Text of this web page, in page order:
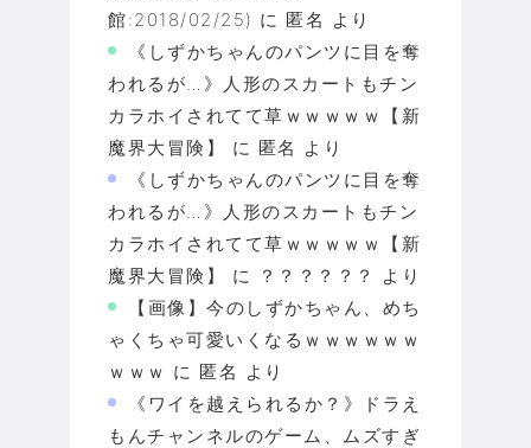
館:2018/02/25) に 匿名 より
《しずかちゃんのパンツに目を奪
われるが…》人形のスカートもチン
カラホイされてて草ｗｗｗｗｗ【新
魔界大冒険】
に 匿名 より
《しずかちゃんのパンツに目を奪
われるが…》人形のスカートもチン
カラホイされてて草ｗｗｗｗｗ【新
魔界大冒険】
に ？？？？？？
より
【画像】今のしずかちゃん、めち
ゃくちゃ可愛いくなるｗｗｗｗｗｗ
ｗｗｗ に 匿名 より
《ワイを越えられるか？》ドラえ
もんチャンネルのゲーム、ムズすぎ